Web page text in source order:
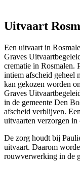
Uitvaart
Een uitvaart in
Graves
crematie in Rosmalen.
intiem afscheid geheel
kan gekozen worden
Graves
in de gemeente Den
afscheid verblijven.
uitvaarten verzorgen
De zorg houdt bij
uitvaart. Daarom
rouwverwerking in de